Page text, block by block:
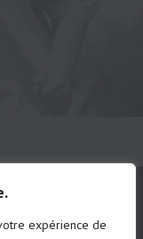
expérience de
d'Otis,